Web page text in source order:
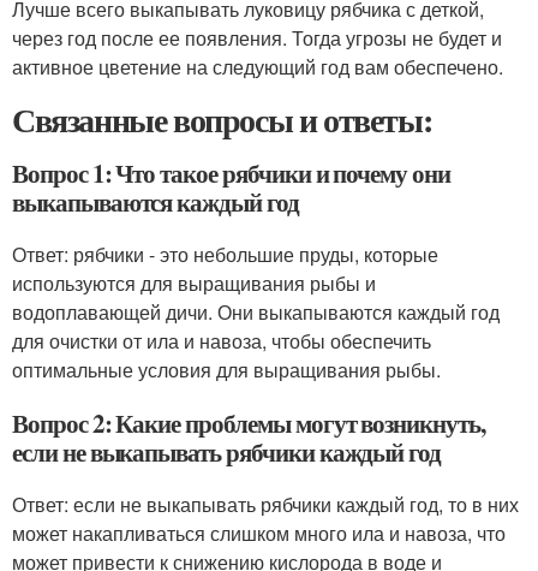
Лучше всего выкапывать луковицу рябчика с деткой,
через год после ее появления. Тогда угрозы не будет и
активное цветение на следующий год вам обеспечено.
Связанные вопросы и ответы:
Вопрос 1: Что такое рябчики и почему они
выкапываются каждый год
Ответ: рябчики - это небольшие пруды, которые
используются для выращивания рыбы и
водоплавающей дичи. Они выкапываются каждый год
для очистки от ила и навоза, чтобы обеспечить
оптимальные условия для выращивания рыбы.
Вопрос 2: Какие проблемы могут возникнуть,
если не выкапывать рябчики каждый год
Ответ: если не выкапывать рябчики каждый год, то в них
может накапливаться слишком много ила и навоза, что
может привести к снижению кислорода в воде и